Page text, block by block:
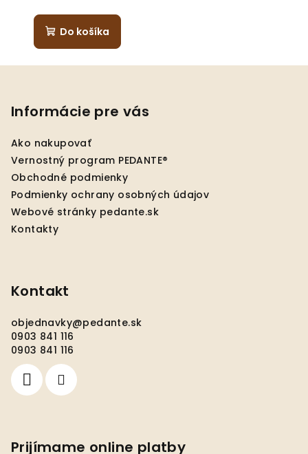
Do košíka
Informácie pre vás
Ako nakupovať
Vernostný program PEDANTE®
Obchodné podmienky
Podmienky ochrany osobných údajov
Webové stránky pedante.sk
Kontakty
Kontakt
objednavky@pedante.sk
0903 841 116
0903 841 116
Prijímame online platby